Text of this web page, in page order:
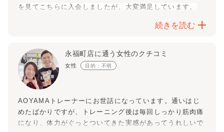
を見てこちらに入会しましたが、大変満足しています。
トレーナーの青山さんはストイックですが物腰柔らかで、
褒めながらも追い込んでくださるし、追い詰めるようなこ
とはなさらないので、自分に厳しすぎたり、悲観的になり
やすい方も是非試しに体験してみるといいと思います。
ジム初心者なので、しっかりとプロに見て頂いてよかった
若い頃から、運動抜きの無理な食事制限や、忙しさにかま
けて自分の身体を顧みない不規則な生活をしていたのです
が、充実した一日を送る為にも、体を資本と考えてしっか
続きを読む
永福町店に通う女性のクチコミ
女性 目的：不明
AOYAMAトレーナーにお世話になっています。通いはじ
めたばかりですが、トレーニング後は毎回しっかり筋肉痛
になり、体力がぐっとついてきた実感があってうれしいで